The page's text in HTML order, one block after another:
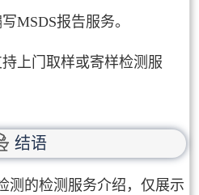
MSDS报告服务。
上门取样或寄样检测服
结语
测的检测服务介绍，仅展示